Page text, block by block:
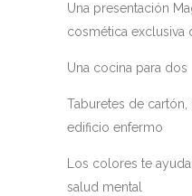
Una presentación
cosmética exclusiva
Una cocina para dos
Taburetes de
edificio enfermo
Los colores te
salud mental